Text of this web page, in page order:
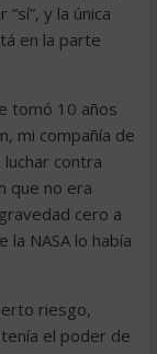
y la única
en la parte
tomó 10 años
mi compañía de
contra
que no era
cero a
la NASA lo había
riesgo,
el poder de